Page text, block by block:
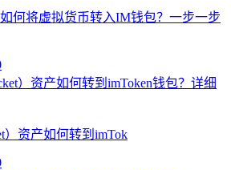
何将虚拟货币转入IM钱包？一步一步
）资产如何转到imTok